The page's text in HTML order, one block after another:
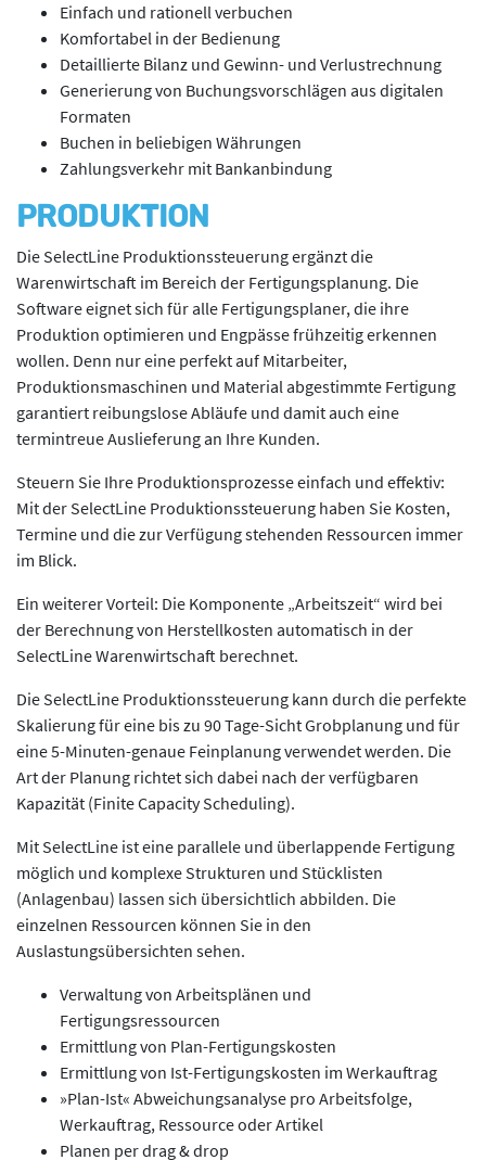
Einfach und rationell verbuchen
Komfortabel in der Bedienung
Detaillierte Bilanz und Gewinn- und Verlustrechnung
Generierung von Buchungsvorschlägen aus digitalen
Formaten
Buchen in beliebigen Währungen
Zahlungsverkehr mit Bankanbindung
PRODUKTION
Die SelectLine Produktionssteuerung ergänzt die
Warenwirtschaft im Bereich der Fertigungsplanung. Die
Software eignet sich für alle Fertigungsplaner, die ihre
Produktion optimieren und Engpässe frühzeitig erkennen
wollen. Denn nur eine perfekt auf Mitarbeiter,
Produktionsmaschinen und Material abgestimmte Fertigung
garantiert reibungslose Abläufe und damit auch eine
termintreue Auslieferung an Ihre Kunden.
Steuern Sie Ihre Produktionsprozesse einfach und effektiv:
Mit der SelectLine Produktionssteuerung haben Sie Kosten,
Termine und die zur Verfügung stehenden Ressourcen immer
im Blick.
Ein weiterer Vorteil: Die Komponente „Arbeitszeit“ wird bei
der Berechnung von Herstellkosten automatisch in der
SelectLine Warenwirtschaft berechnet.
Die SelectLine Produktionssteuerung kann durch die perfekte
Skalierung für eine bis zu 90 Tage-Sicht Grobplanung und für
eine 5-Minuten-genaue Feinplanung verwendet werden. Die
Art der Planung richtet sich dabei nach der verfügbaren
Kapazität (Finite Capacity Scheduling).
Mit SelectLine ist eine parallele und überlappende Fertigung
möglich und komplexe Strukturen und Stücklisten
(Anlagenbau) lassen sich übersichtlich abbilden. Die
einzelnen Ressourcen können Sie in den
Auslastungsübersichten sehen.
Verwaltung von Arbeitsplänen und
Fertigungsressourcen
Ermittlung von Plan-Fertigungskosten
Ermittlung von Ist-Fertigungskosten im Werkauftrag
»Plan-Ist« Abweichungsanalyse pro Arbeitsfolge,
Werkauftrag, Ressource oder Artikel
Planen per drag & drop